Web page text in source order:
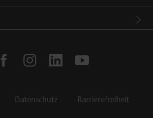
facebookinstagramlinkedinyoutube
Datenschutz Barrierefreiheit